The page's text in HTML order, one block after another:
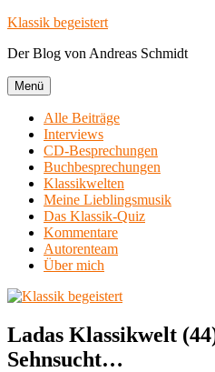
Zum
springen
Klassik begeistert
Der Blog von Andreas Schmidt
Menü
Alle Beiträge
Interviews
CD-Besprechungen
Buchbesprechungen
Klassikwelten
Meine Lieblingsmusik
Das Klassik-Quiz
Kommentare
Autorenteam
Über mich
Ladas Klassikwelt
Sehnsucht…